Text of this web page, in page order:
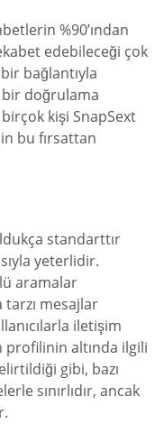
%90’ından
edebileceği çok
bağlantıyla
bir doğrulama
kişi SnapSext
bu fırsattan
standarttır
yeterlidir.
aramalar
mesajlar
iletişim
profilinin altında ilgili
gibi, bazı
sınırlıdır, ancak